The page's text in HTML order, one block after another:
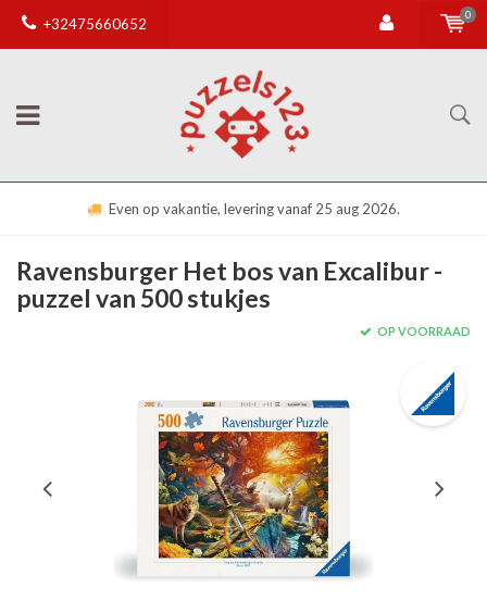
+32475660652
0
Even op vakantie, levering vanaf 25 aug 2026.
Ravensburger Het bos van Excalibur -
puzzel van 500 stukjes
OP VOORRAAD